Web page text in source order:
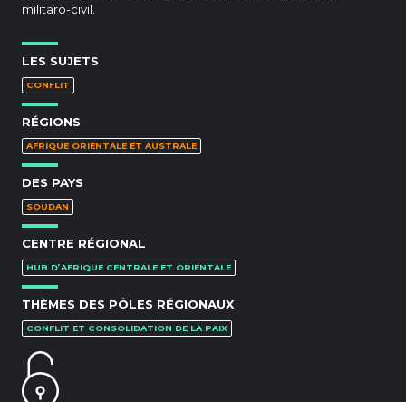
militaro-civil.
LES SUJETS
CONFLIT
RÉGIONS
AFRIQUE ORIENTALE ET AUSTRALE
DES PAYS
SOUDAN
CENTRE RÉGIONAL
HUB D’AFRIQUE CENTRALE ET ORIENTALE
THÈMES DES PÔLES RÉGIONAUX
CONFLIT ET CONSOLIDATION DE LA PAIX